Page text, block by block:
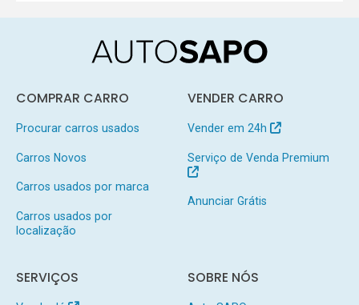
COMPRAR CARRO
Procurar carros usados
Carros Novos
Carros usados por marca
Carros usados por
localização
VENDER CARRO
Vender em 24h
Serviço de Venda Premium
Anunciar Grátis
SERVIÇOS SOBRE NÓS